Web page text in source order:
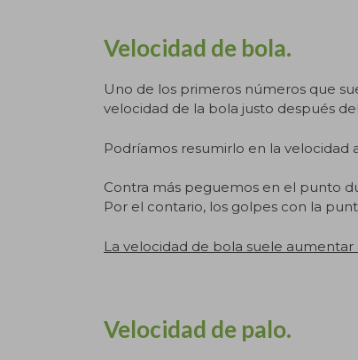
Velocidad de bola.
Uno de los primeros números que
velocidad de la bola justo después
Podríamos resumirlo en la velocidad
Contra más peguemos en el punto
Por el contario, los golpes con la
La velocidad de bola suele
Velocidad de palo.